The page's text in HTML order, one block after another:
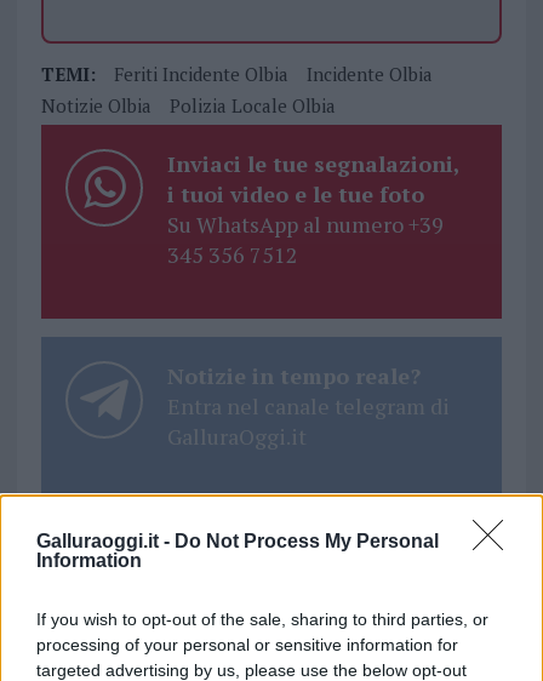
Galluraoggi.it - Do Not Process My Personal
Information
If you wish to opt-out of the sale, sharing to third parties, or
processing of your personal or sensitive information for
targeted advertising by us, please use the below opt-out
TEMI: Feriti Incidente Olbia
Incidente Olbia
Notizie Olbia
Polizia Locale Olbia
Inviaci le tue segnalazioni,
i tuoi video e le tue foto
Su WhatsApp al numero +39
345 356 7512
Notizie in tempo reale?
Entra nel canale telegram di
GalluraOggi.it
daGoogle News